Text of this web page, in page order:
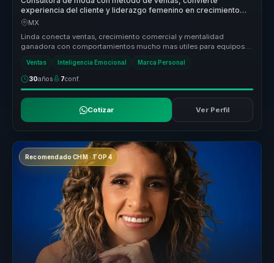
experiencia del cliente y liderazgo femenino en crecimiento
comercial para marcas.
MX
Linda conecta ventas, crecimiento comercial y mentalidad
ganadora con comportamientos mucho mas utiles para equipos
Ventas Inteligencia Emocional Marca Personal
30años 7conf.
Cotizar Ver Perfil
Recomendado CHM · TOP 4